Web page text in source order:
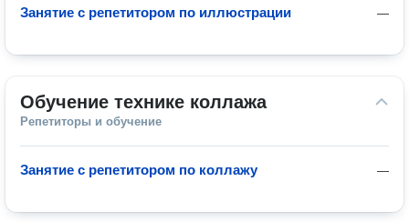
—
Занятие с репетитором по иллюстрации
Обучение технике коллажа
Репетиторы и обучение
—
Занятие с репетитором по коллажу